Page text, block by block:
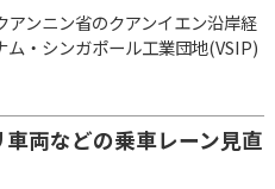
ンニン省のクアンイエン沿岸経
ム・シンガポール工業団地(VSIP)
両などの乗車レーン見直